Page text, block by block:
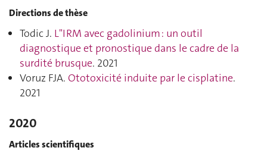
Directions de thèse
Todic J. L"IRM avec gadolinium : un outil
diagnostique et pronostique dans le cadre de la
surdité brusque. 2021
Voruz FJA. Ototoxicité induite par le cisplatine.
2021
2020
Articles scientifiques